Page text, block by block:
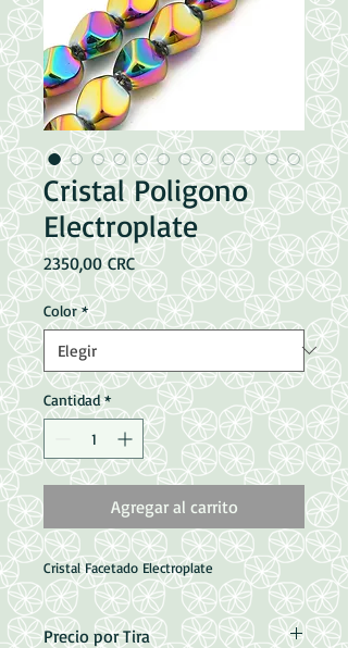
Cristal Poligono
Electroplate
2350,00 CRCPrecio
Color *
Cantidad *
Agregar al carrito
Cristal Facetado Electroplate
Precio por Tira